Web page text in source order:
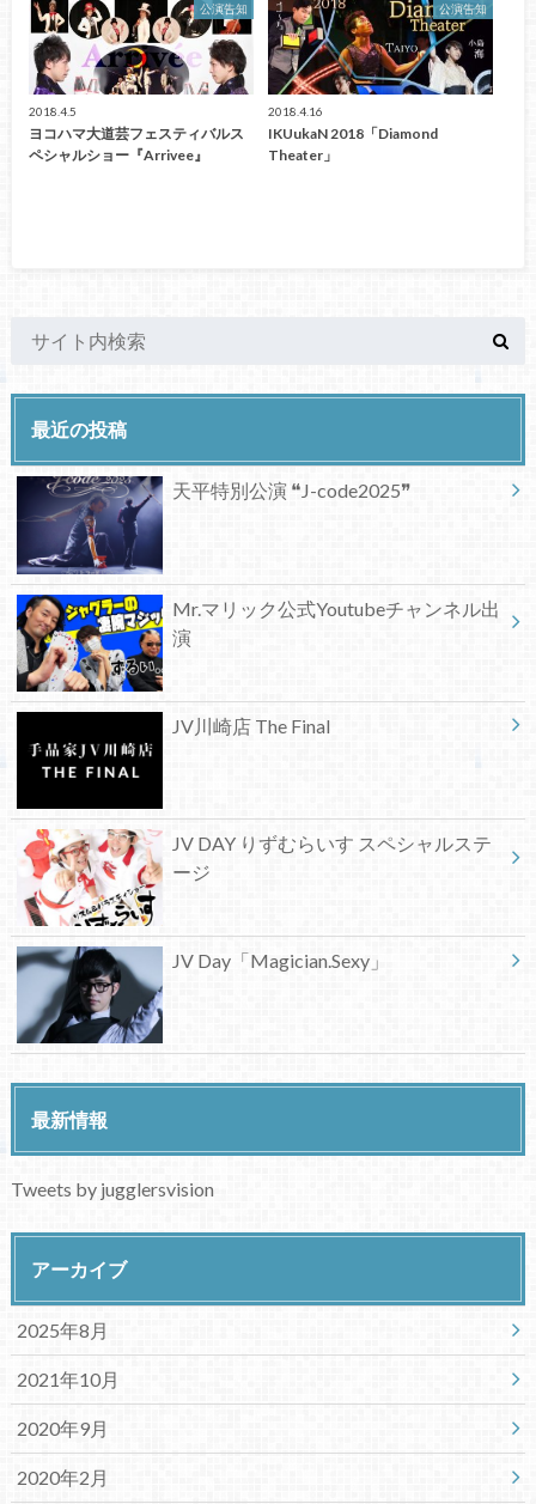
公演告知
2018.4.5
ヨコハマ大道芸フェスティバルス
ペシャルショー『Arrivee』
公演告知
2018.4.16
IKUukaN 2018「Diamond
Theater」
最近の投稿
天平特別公演 ❝J-code2025❞
Mr.マリック公式Youtubeチャンネル出
演
JV川崎店 The Final
JV DAY りずむらいす スペシャルステ
ージ
JV Day「Magician.Sexy」
最新情報
Tweets by jugglersvision
アーカイブ
2025年8月
2021年10月
2020年9月
2020年2月